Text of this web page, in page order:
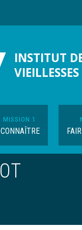
INSTITUT
MISSION 1
CONNAÎTRE